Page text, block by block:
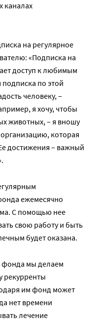
каналах
на регулярное
«Подписка на
доступ к любимым
по этой
человеку, –
я хочу, чтобы
животных, – я вношу
которая
достижения – важный
ежемесячно
С помощью нее
свою работу и быть
будет оказана.
фонда мы делаем
рекурренты
им фонд может
нет времени
лечение